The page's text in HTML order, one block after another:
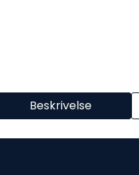
Beskrivelse